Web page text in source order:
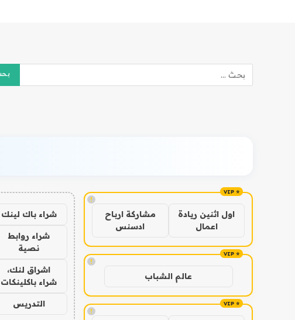
!
اول اثنين ريادة
اعمال
مشاركة ارباح
ادسنس
!
عالم الشباب
!
شراء باك لينك
شراء روابط
نصية
اشراق لنك،
شراء باكلينكات
التدريس